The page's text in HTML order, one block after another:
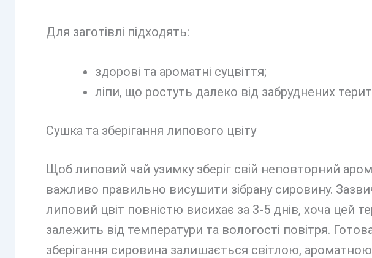
Для заготівлі підходять:
здорові та ароматні суцвіття;
ліпи, що ростуть далеко від забруднених
Сушка та зберігання липового цвіту
Щоб липовий чай узимку зберіг свій неповторний
важливо правильно висушити зібрану сировину.
липовий цвіт повністю висихає за 3-5 днів, хоча цей
залежить від температури та вологості повітря.
зберігання сировина залишається світлою,